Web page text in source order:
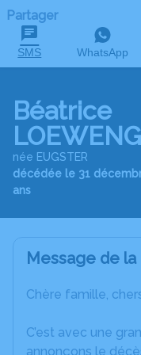
Partager
SMS WhatsApp
Béatrice
née EUGSTER
décédée le 31
ans
Message de
Chère famille,
C’est avec une
annonçons le